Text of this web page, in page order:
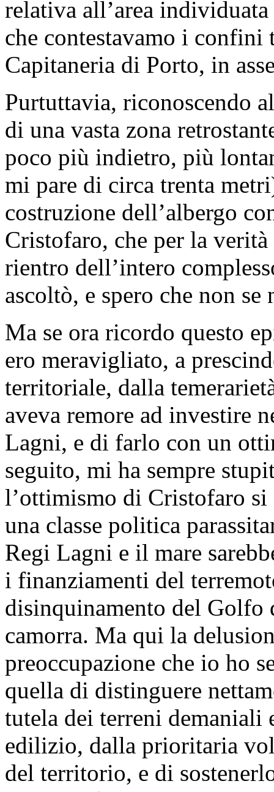
relativa all’area
che contestavamo i
Capitaneria di Porto, in
Purtuttavia, riconoscendo
di una vasta zona
poco più indietro, più
mi pare di circa trenta
costruzione dell’albergo
Cristofaro, che per la
rientro dell’intero
ascoltò, e spero che non se
Ma se ora ricordo questo
ero meravigliato, a
territoriale, dalla
aveva remore ad investire
Lagni, e di farlo con un
seguito, mi ha sempre
l’ottimismo di Cristofaro
una classe politica
Regi Lagni e il mare
i finanziamenti del
disinquinamento del
camorra. Ma qui la
preoccupazione che io ho
quella di distinguere
tutela dei terreni demaniali
edilizio, dalla prioritaria
del territorio, e di